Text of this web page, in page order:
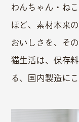
わんちゃん・ね
ほど、素材本来
おいしさを、そ
猫生活は、保存
る、国内製造に